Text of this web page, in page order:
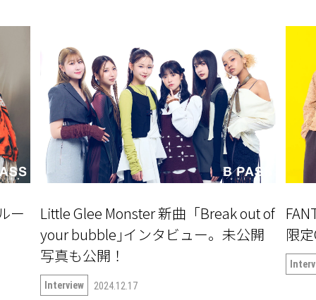
ー
Little Glee Monster 新曲「Break out of
your bubble｣インタビュー。未公開
写真も公開！
Interview 2024.12.17
限